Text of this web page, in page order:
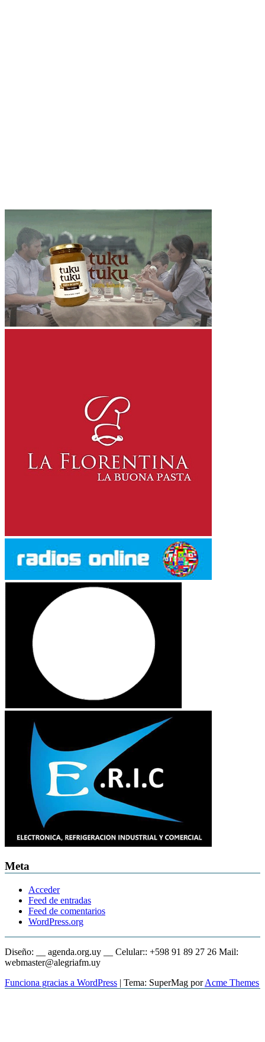
Meta
Acceder
Feed de entradas
Feed de comentarios
WordPress.org
Diseño: __ agenda.org.uy __ Celular:: +598 91 89 27 26 Mail:
webmaster@alegriafm.uy
Funciona gracias a WordPress | Tema: SuperMag porAcme Themes